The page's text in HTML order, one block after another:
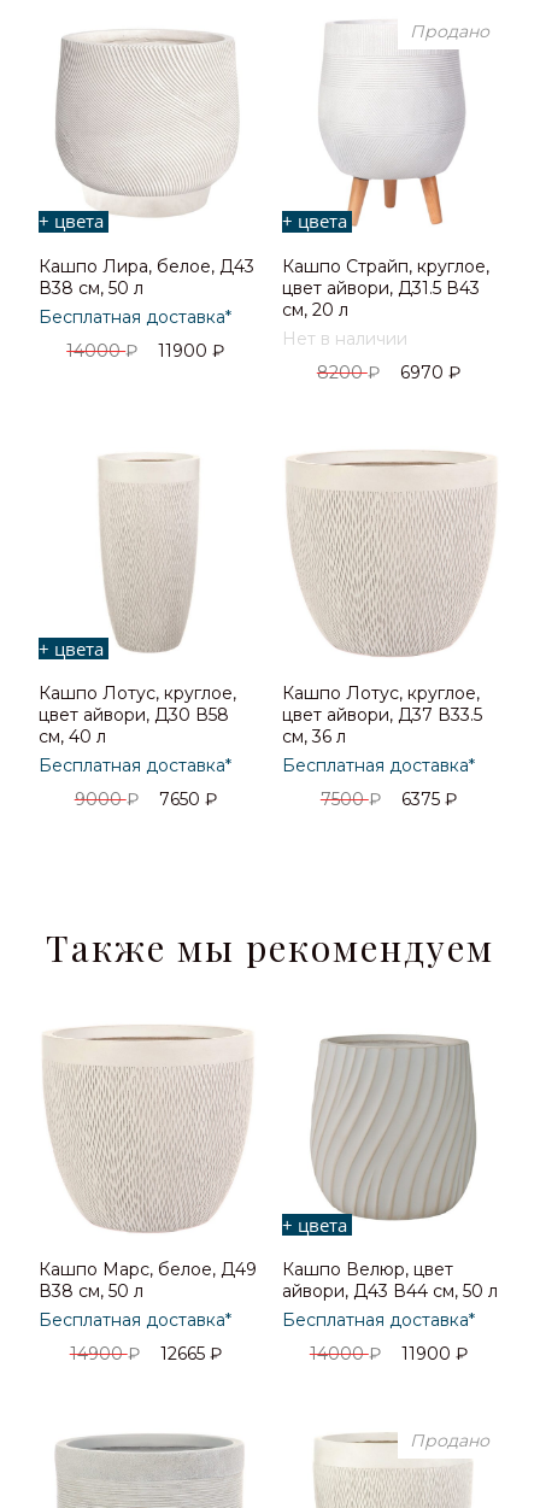
+ цвета
Кашпо Лира, белое, Д43
В38 см, 50 л
Бесплатная доставка*
14000₽ 11900₽
+ цвета
Продано
Кашпо Страйп, круглое,
цвет айвори, Д31.5 В43
см, 20 л
Нет в наличии
8200₽ 6970 ₽
+ цвета
Кашпо Лотус, круглое,
цвет айвори, Д30 В58
см, 40 л
Бесплатная доставка*
9000₽ 7650 ₽
Кашпо Лотус, круглое,
цвет айвори, Д37 В33.5
см, 36 л
Бесплатная доставка*
7500₽ 6375 ₽
Также мы рекомендуем
Кашпо Марс, белое, Д49
В38 см, 50 л
Бесплатная доставка*
14900₽ 12665 ₽
+ цвета
Кашпо Велюр, цвет
айвори, Д43 В44 см, 50 л
Бесплатная доставка*
14000₽ 11900 ₽
Продано